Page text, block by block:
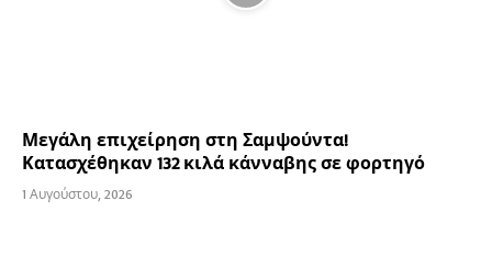
Μεγάλη επιχείρηση στη Σαμψούντα!
Κατασχέθηκαν 132 κιλά κάνναβης σε φορτηγό
1 Αυγούστου, 2026